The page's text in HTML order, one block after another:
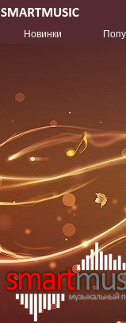
Новинки